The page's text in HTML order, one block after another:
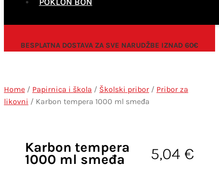
BESPLATNA DOSTAVA ZA SVE NARUDŽBE IZNAD 60€
Home / Papirnica i škola / Školski pribor / Pribor za
likovni / Karbon tempera 1000 ml smeđa
Karbon tempera
1000 ml smeđa 5,04 €